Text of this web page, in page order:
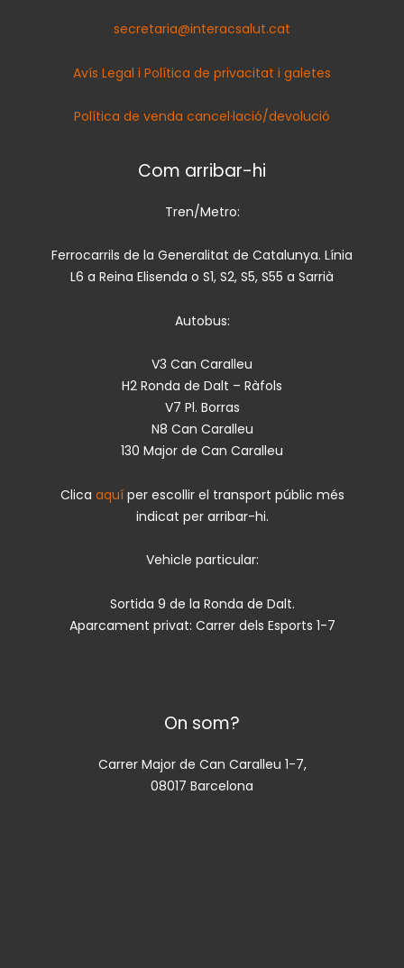
secretaria@interacsalut.cat
Avís Legal i Política de privacitat i galetes
Política de venda cancel·lació/devolució
Com arribar-hi
Tren/Metro:
Ferrocarrils de la Generalitat de Catalunya. Línia
L6 a Reina Elisenda o S1, S2, S5, S55 a Sarrià
Autobus:
V3 Can Caralleu
H2 Ronda de Dalt – Ràfols
V7 Pl. Borras
N8 Can Caralleu
130 Major de Can Caralleu
Clica aquí per escollir el transport públic més
indicat per arribar-hi.
Vehicle particular:
Sortida 9 de la Ronda de Dalt.
Aparcament privat: Carrer dels Esports 1-7
On som?
Carrer Major de Can Caralleu 1-7,
08017 Barcelona